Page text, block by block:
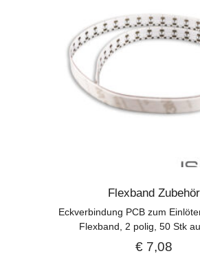
Flexband Zubehör
Eckverbindung PCB zum
Flexband, 2 polig, 50 Stk
€7,08